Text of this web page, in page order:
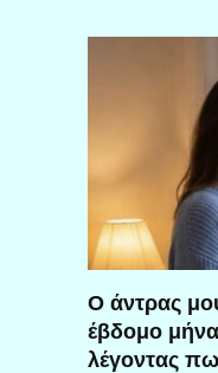
Ο άντρας
έβδομο
λέγοντας